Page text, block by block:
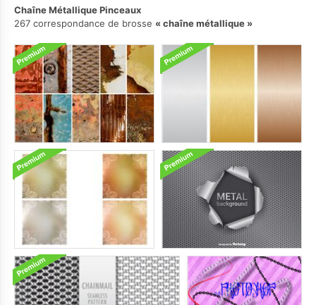
Chaîne Métallique Pinceaux
267 correspondance de brosse
chaîne métallique